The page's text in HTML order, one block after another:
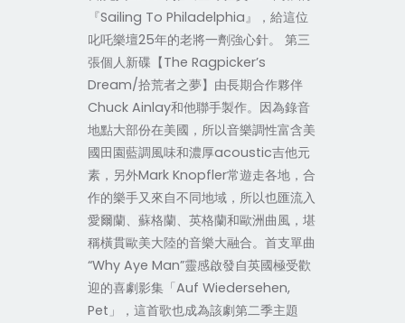
『Sailing To Philadelphia』，給這位
叱吒樂壇25年的老將一劑強心針。 第三
張個人新碟【The Ragpicker’s
Dream/拾荒者之夢】由長期合作夥伴
Chuck Ainlay和他聯手製作。因為錄音
地點大部份在美國，所以音樂調性富含美
國田園藍調風味和濃厚acoustic吉他元
素，另外Mark Knopfler常遊走各地，合
作的樂手又來自不同地域，所以也匯流入
愛爾蘭、蘇格蘭、英格蘭和歐洲曲風，堪
稱橫貫歐美大陸的音樂大融合。首支單曲
“Why Aye Man”靈感啟發自英國極受歡
迎的喜劇影集「Auf Wiedersehen,
Pet」，這首歌也成為該劇第二季主題